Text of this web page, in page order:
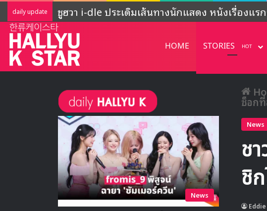
daily update ADOR ชี้แจงกิจกรรมของ NewJeans ‘ยังไม่ชัด
HOME STORIES HOT
ช็อก
News
ช
ชิ
News